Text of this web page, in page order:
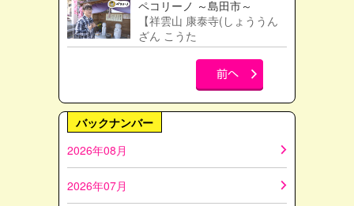
ペコリーノ ～島田市～
【祥雲山 康泰寺(しょううん
ざん こうた
バックナンバー
2026年08月
2026年07月